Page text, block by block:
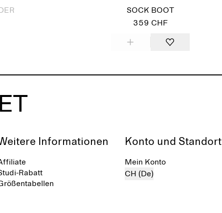
SOCK BOOT
359 CHF
Informationen
Rabatt
Konto und Standort
Mein Konto
CH (De)